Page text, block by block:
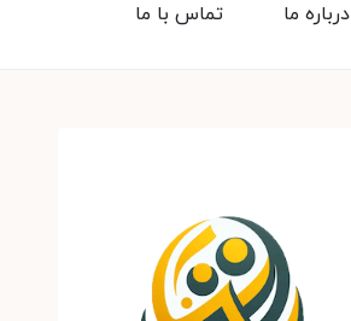
تماس با ما درباره ما